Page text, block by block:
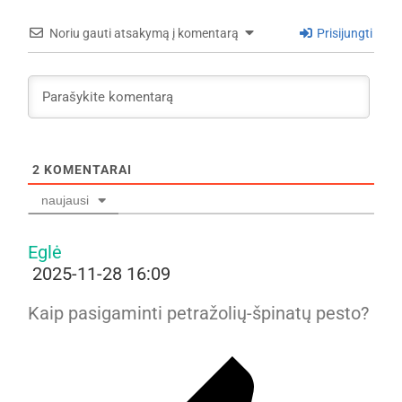
Noriu gauti atsakymą į komentarą Prisijungti
2 KOMENTARAI
naujausi
Eglė
2025-11-28 16:09
Kaip pasigaminti petražolių-špinatų pesto?